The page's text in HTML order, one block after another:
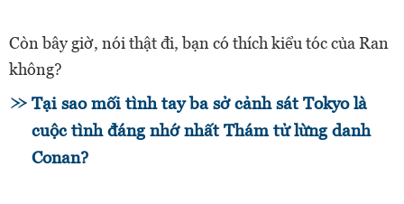
Còn bây giờ, nói thật đi, bạn có thích kiểu tóc của Ran
không?
Tại sao mối tình tay ba sở cảnh sát Tokyo là
cuộc tình đáng nhớ nhất Thám tử lừng danh
Conan?